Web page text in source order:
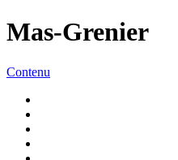
Mas-Grenier
Contenu